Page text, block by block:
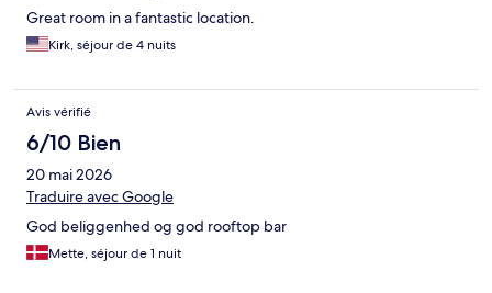
Great room in a fantastic location.
Kirk, séjour de 4 nuits
Avis vérifié
6/10 Bien
20 mai 2026
Traduire avec Google
God beliggenhed og god rooftop bar
Mette, séjour de 1 nuit